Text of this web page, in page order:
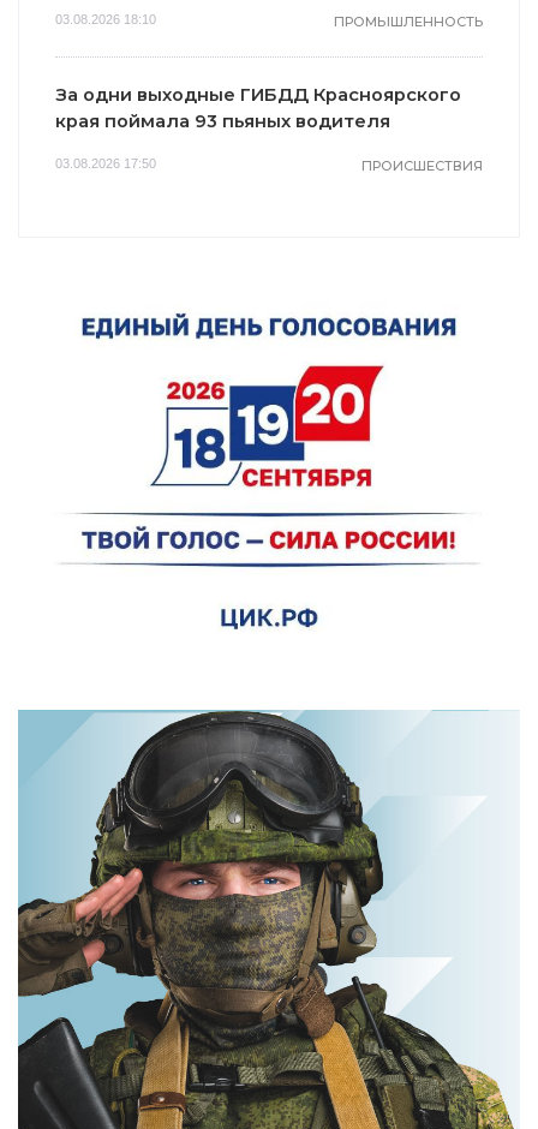
03.08.2026 18:10 ПРОМЫШЛЕННОСТЬ
За одни выходные ГИБДД Красноярского
края поймала 93 пьяных водителя
03.08.2026 17:50 ПРОИСШЕСТВИЯ